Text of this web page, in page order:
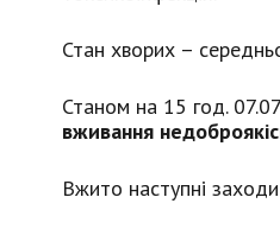
Стан хворих –
Станом на 15 год.
вживання
Вжито наступні